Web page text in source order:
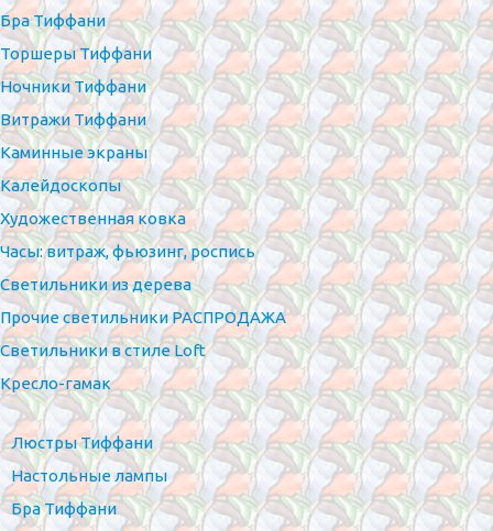
Бра Тиффани
Торшеры Тиффани
Ночники Тиффани
Витражи Тиффани
Каминные экраны
Калейдоскопы
Художественная ковка
Часы: витраж, фьюзинг, роспись
Светильники из дерева
Прочие светильники РАСПРОДАЖА
Светильники в стиле Loft
Кресло-гамак
Люстры Тиффани
Настольные лампы
Бра Тиффани